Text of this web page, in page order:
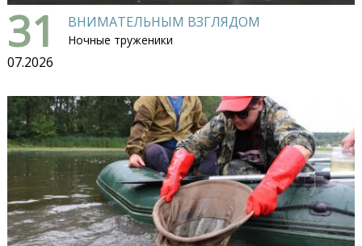
31
07.2026
ВНИМАТЕЛЬНЫМ ВЗГЛЯДОМ
Ночные труженики